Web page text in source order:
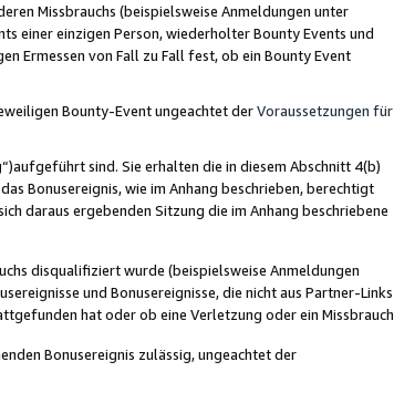
Missbrauchs (beispielsweise Anmeldungen unter
einer einzigen Person, wiederholter Bounty Events und
Ermessen von Fall zu Fall fest, ob ein Bounty Event
Bounty-Event ungeachtet derVoraussetzungen für
“)aufgeführt sind. Sie erhalten die in diesem Abschnitt 4(b)
Bonusereignis, wie im Anhang beschrieben, berechtigt
daraus ergebenden Sitzung die im Anhang beschriebene
disqualifiziert wurde (beispielsweise Anmeldungen
und Bonusereignisse, die nicht aus Partner-Links
hat oder ob eine Verletzung oder ein Missbrauch
Bonusereignis zulässig, ungeachtet der